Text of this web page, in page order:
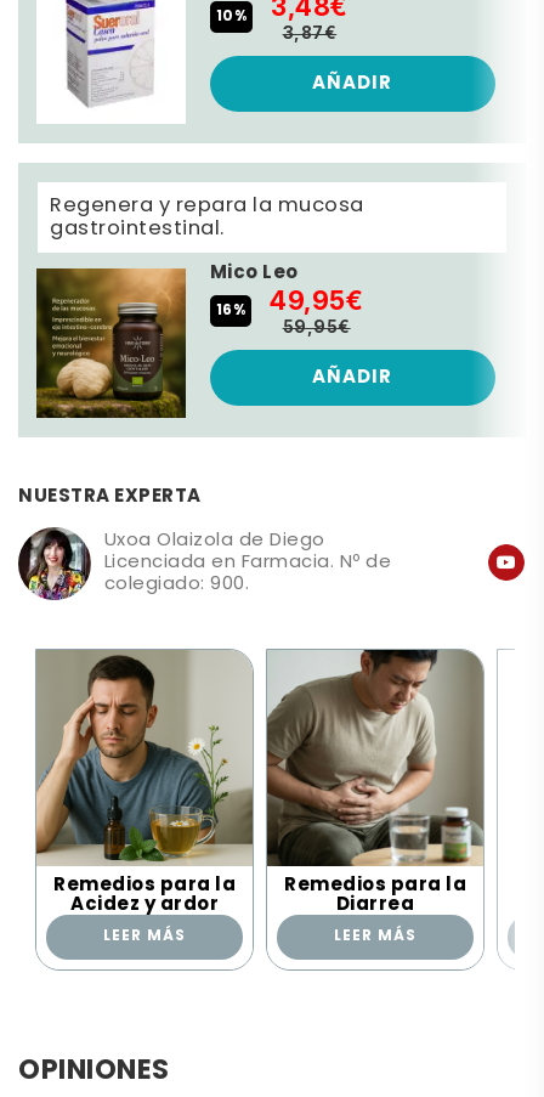
10% 3,48€
3,87€
AÑADIR
Regenera y repara la mucosa
gastrointestinal.
Mico Leo
16% 49,95€
59,95€
AÑADIR
NUESTRA EXPERTA
Uxoa Olaizola de Diego
Licenciada en Farmacia. Nº de
colegiado: 900.
Remedios para la
Acidez y ardor
LEER MÁS
Remedios para la
Diarrea
LEER MÁS
OPINIONES